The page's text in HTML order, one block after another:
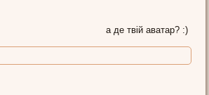
а де твій аватар? :)